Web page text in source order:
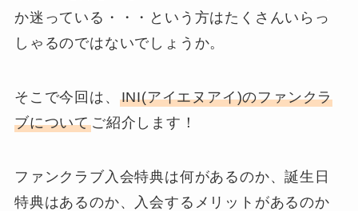
か迷っている・・・という方はたくさんいらっ
しゃるのではないでしょうか。
そこで今回は、 INI(アイエヌアイ)のファンクラ
ブについてご紹介します！
ファンクラブ入会特典は何があるのか、誕生日
特典はあるのか、入会するメリットがあるのか